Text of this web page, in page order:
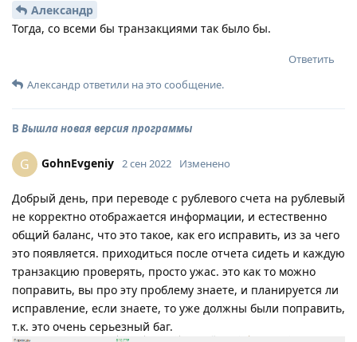
Александр
Тогда, со всеми бы транзакциями так было бы.
Ответить
Александрответили на это сообщение.
В Вышла новая версия программы
G GohnEvgeniy 2 сен 2022 Изменено
Добрый день, при переводе с рублевого счета на рублевый
не корректно отображается информации, и естественно
общий баланс, что это такое, как его исправить, из за чего
это появляется. приходиться после отчета сидеть и каждую
транзакцию проверять, просто ужас. это как то можно
поправить, вы про эту проблему знаете, и планируется ли
исправление, если знаете, то уже должны были поправить,
т.к. это очень серьезный баг.